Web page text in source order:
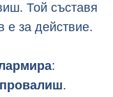
Той съставя
е за действие.
:
провалиш.